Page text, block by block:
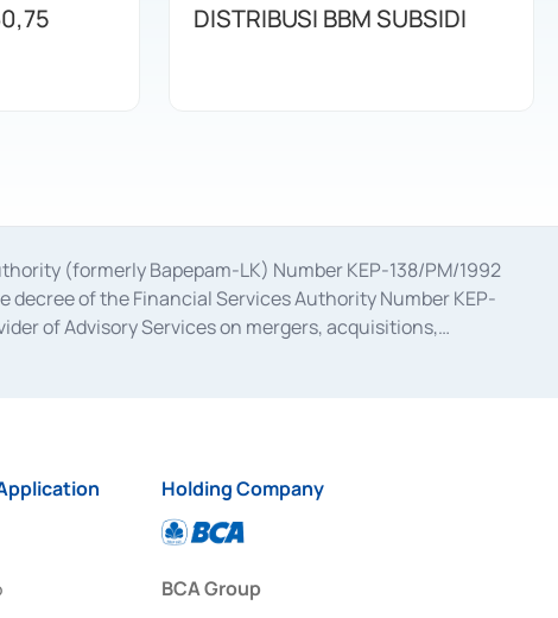
DISTRIBUSI BBM SUBSIDI
(formerly Bapepam-LK) Number KEP-138/PM/1992
decree of the Financial Services Authority Number KEP-
of Advisory Services on mergers, acquisitions,
28, 2014, a business license as a provider of
Holding Company
BCA Group